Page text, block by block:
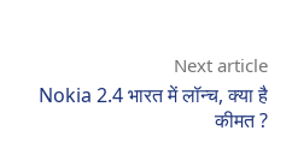
Next article
Nokia 2.4 भारत में लॉन्च, क्या है
कीमत ?